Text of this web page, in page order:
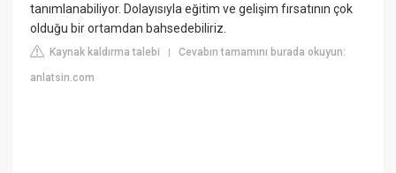
tanımlanabiliyor. Dolayısıyla eğitim ve gelişim fırsatının çok
olduğu bir ortamdan bahsedebiliriz.
Kaynak kaldırma talebi |Cevabın tamamını burada okuyun:
anlatsin.com